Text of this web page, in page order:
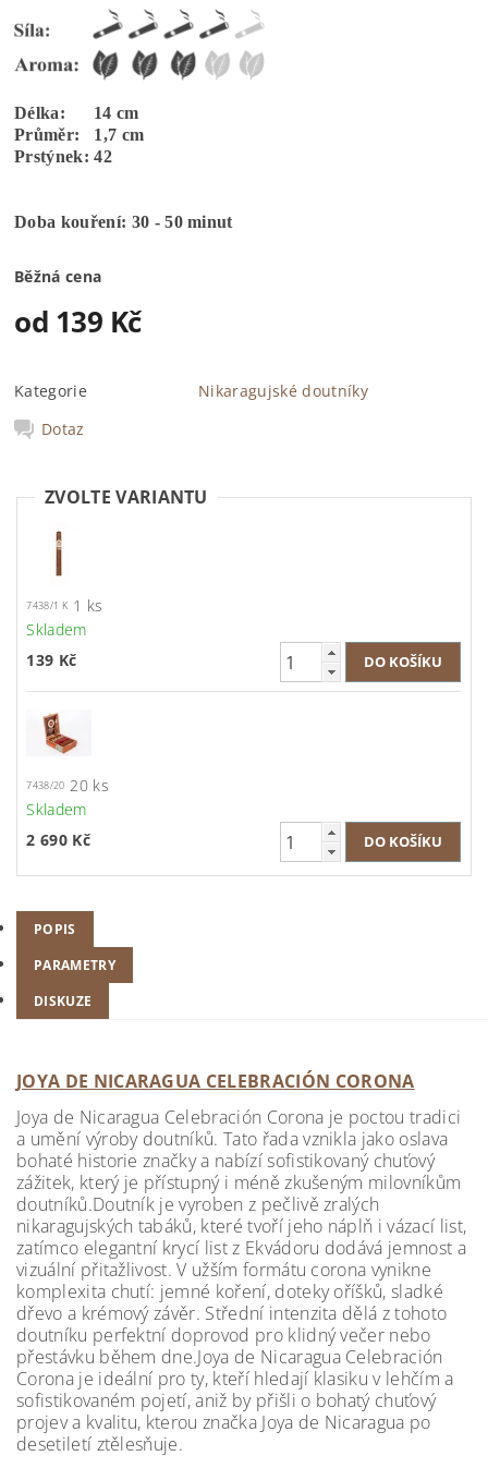
Délka: 14 cm
Průměr: 1,7 cm
Prstýnek: 42
Doba kouření: 30 - 50 minut
Běžná cena
od 139 Kč
Kategorie
Nikaragujské doutníky
Dotaz
ZVOLTE VARIANTU
7438/1 K 1 ks
Skladem
139 Kč
7438/20 20 ks
Skladem
2 690 Kč
POPIS
PARAMETRY
DISKUZE
JOYA DE NICARAGUA CELEBRACIÓN CORONA
Joya de Nicaragua Celebración Corona je poctou tradici
a umění výroby doutníků. Tato řada vznikla jako oslava
bohaté historie značky a nabízí sofistikovaný chuťový
zážitek, který je přístupný i méně zkušeným milovníkům
doutníků.Doutník je vyroben z pečlivě zralých
nikaragujských tabáků, které tvoří jeho náplň i vázací list,
zatímco elegantní krycí list z Ekvádoru dodává jemnost a
vizuální přitažlivost. V užším formátu corona vynikne
komplexita chutí: jemné koření, doteky oříšků, sladké
dřevo a krémový závěr. Střední intenzita dělá z tohoto
doutníku perfektní doprovod pro klidný večer nebo
přestávku během dne.Joya de Nicaragua Celebración
Corona je ideální pro ty, kteří hledají klasiku v lehčím a
sofistikovaném pojetí, aniž by přišli o bohatý chuťový
projev a kvalitu, kterou značka Joya de Nicaragua po
desetiletí ztělesňuje.